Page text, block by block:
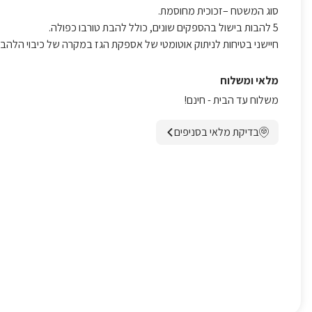
סוג המשטח –זכוכית מחוסמת.
5 להבות בישול בהספקים שונים, כולל להבת טורבו כפולה.
חיישני בטיחות לניתוק אוטומטי של אספקת הגז במקרה של כיבוי
מלאי ומשלוח
משלוח עד הבית - חינם!
בדיקת מלאי בסניפים